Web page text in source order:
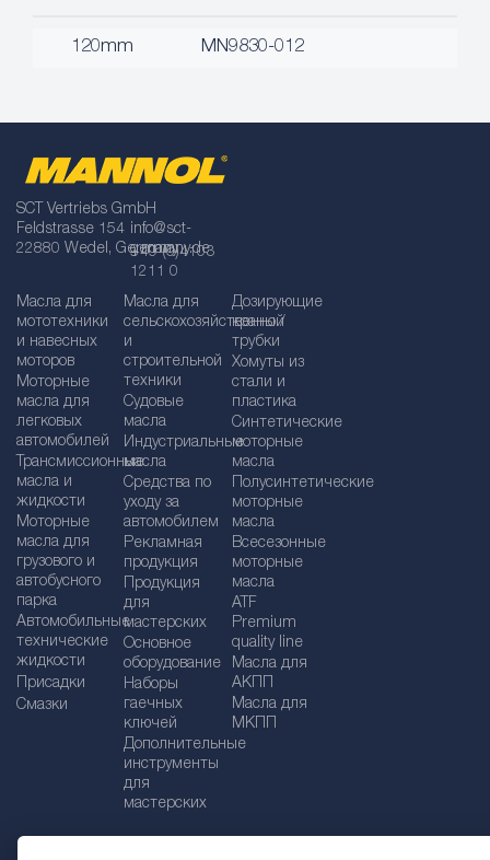
120mm MN9830-012
SCT Vertriebs GmbH
Feldstrasse 154
22880 Wedel, Germany
info@sct-
germany.de
+49 (0)4103
1211 0
Масла для
мототехники
и навесных
моторов
Моторные
масла для
легковых
автомобилей
Трансмиссионные
масла и
жидкости
Моторные
масла для
грузового и
автобусного
парка
Автомобильные
технические
жидкости
Присадки
Смазки
Масла для
сельскохозяйственной
и
строительной
техники
Судовые
масла
Индустриальные
масла
Средства по
уходу за
автомобилем
Рекламная
продукция
Продукция
для
мастерских
Основное
оборудование
Наборы
гаечных
ключей
Дополнительные
инструменты
для
мастерских
Дозирующие
краны /
трубки
Хомуты из
стали и
пластика
Синтетические
моторные
масла
Полусинтетические
моторные
масла
Bсесезонные
моторные
масла
ATF
Premium
quality line
Масла для
АКПП
Масла для
МКПП